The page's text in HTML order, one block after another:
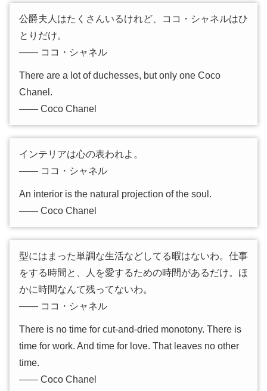
公爵夫人はたくさんいるけれど、ココ・シャネルはひ
とりだけ。
―― ココ・シャネル
There are a lot of duchesses, but only one Coco
Chanel.
―― Coco Chanel
インテリアは心の表われよ。
―― ココ・シャネル
An interior is the natural projection of the soul.
―― Coco Chanel
型にはまった単調な生活などしてる暇はないわ。仕事
をする時間と、人を愛するための時間があるだけ。ほ
かに時間なんて残ってないわ。
―― ココ・シャネル
There is no time for cut-and-dried monotony. There is
time for work. And time for love. That leaves no other
time.
―― Coco Chanel